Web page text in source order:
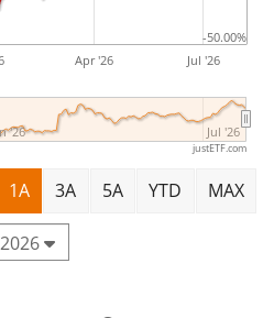
Apr '26 Jul '26
'26 Jul '26
-50.00%
justETF.com
1A 3A 5A YTD MAX